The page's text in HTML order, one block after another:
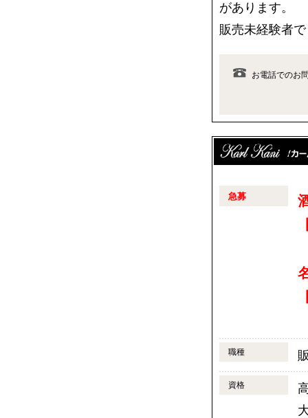
があります。
販売未経験者
お電話でのお
急募
職種
資格